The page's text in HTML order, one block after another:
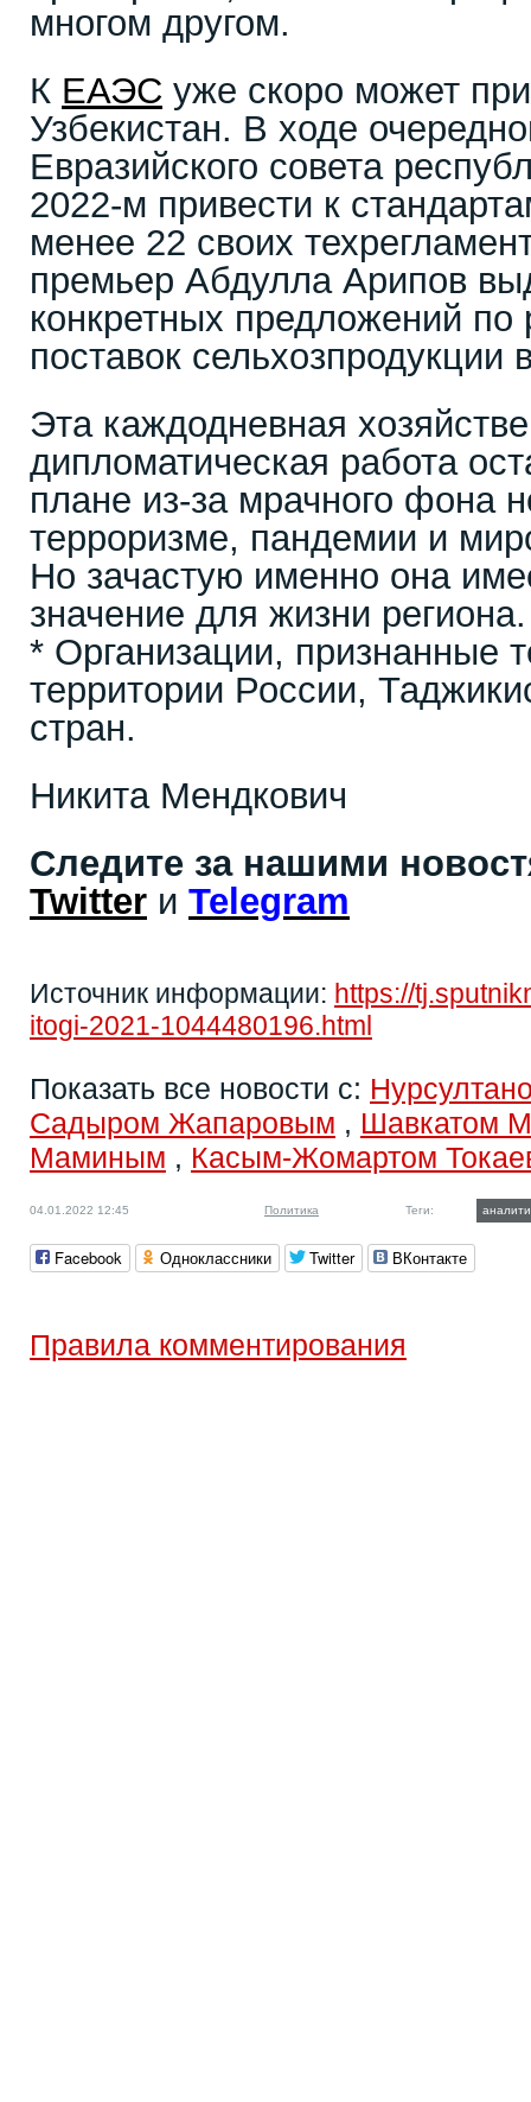
многом другом.
К ЕАЭС уже скоро может
Узбекистан. В ходе
Евразийского совета
2022-м привести к
менее 22 своих
премьер Абдулла Арипов
конкретных предложений
поставок сельхозпродукции
Эта каждодневная
дипломатическая работа
плане из-за мрачного фона
терроризме, пандемии и
Но зачастую именно она
значение для жизни региона.
* Организации, признанные
территории России,
стран.
Никита Мендкович
Следите за нашими
Twitter и Telegram
Источник информации: https://
itogi-2021-1044480196.html
Показать все новости с:
Садыром Жапаровым , Шавкатом
Маминым , Касым-Жомартом
04.01.2022 12:45 Политика Теги:
Facebook Одноклассники Twitter ВКонтакте
Правила комментирования